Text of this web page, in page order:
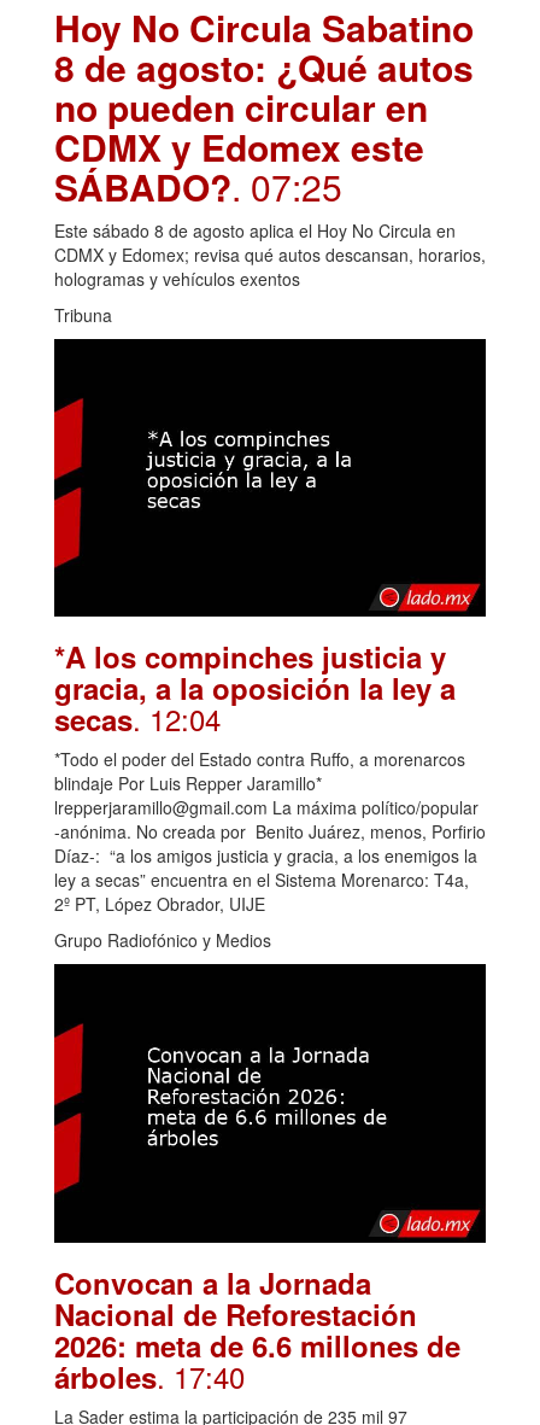
Hoy No Circula Sabatino
8 de agosto: ¿Qué autos
no pueden circular en
CDMX y Edomex este
SÁBADO?. 07:25
Este sábado 8 de agosto aplica el Hoy No Circula en
CDMX y Edomex; revisa qué autos descansan, horarios,
hologramas y vehículos exentos
Tribuna
*A los compinches justicia y
gracia, a la oposición la ley a
secas. 12:04
*Todo el poder del Estado contra Ruffo, a morenarcos
blindaje Por Luis Repper Jaramillo*
lrepperjaramillo@gmail.com La máxima político/popular
-anónima. No creada por Benito Juárez, menos, Porfirio
Díaz-: “a los amigos justicia y gracia, a los enemigos la
ley a secas” encuentra en el Sistema Morenarco: T4a,
2º PT, López Obrador, UIJE
Grupo Radiofónico y Medios
Convocan a la Jornada
Nacional de Reforestación
2026: meta de 6.6 millones de
árboles. 17:40
La Sader estima la participación de 235 mil 97